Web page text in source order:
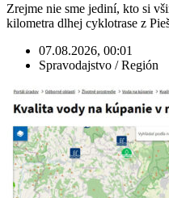
Zrejme nie sme jediní, kto si
kilometra dlhej cyklotrase z
07.08.2026, 00:01
Spravodajstvo / Región